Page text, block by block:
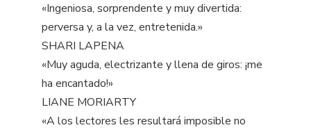
«Ingeniosa, sorprendente y muy divertida:
perversa y, a la vez, entretenida.»
SHARI LAPENA
«Muy aguda, electrizante y llena de giros: ¡me
ha encantado!»
LIANE MORIARTY
«A los lectores les resultará imposible no